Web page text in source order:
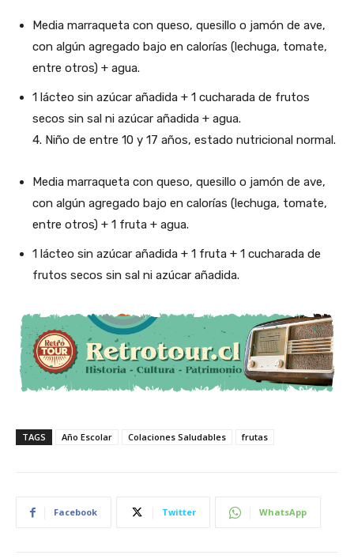
Media marraqueta con queso, quesillo o jamón de ave,
con algún agregado bajo en calorías (lechuga, tomate,
entre otros) + agua.
1 lácteo sin azúcar añadida + 1 cucharada de frutos
secos sin sal ni azúcar añadida + agua.
4. Niño de entre 10 y 17 años, estado nutricional normal.
Media marraqueta con queso, quesillo o jamón de ave,
con algún agregado bajo en calorías (lechuga, tomate,
entre otros) + 1 fruta + agua.
1 lácteo sin azúcar añadida + 1 fruta + 1 cucharada de
frutos secos sin sal ni azúcar añadida.
TAGS Año Escolar Colaciones Saludables frutas
Facebook Twitter WhatsApp